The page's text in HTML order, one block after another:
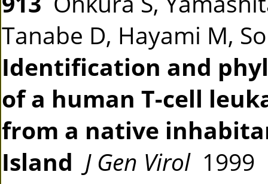
Tanabe D, Hayami M,
Identification and
of a human T-cell
from a native
Island J Gen Virol1999